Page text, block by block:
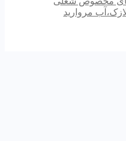
مروارید